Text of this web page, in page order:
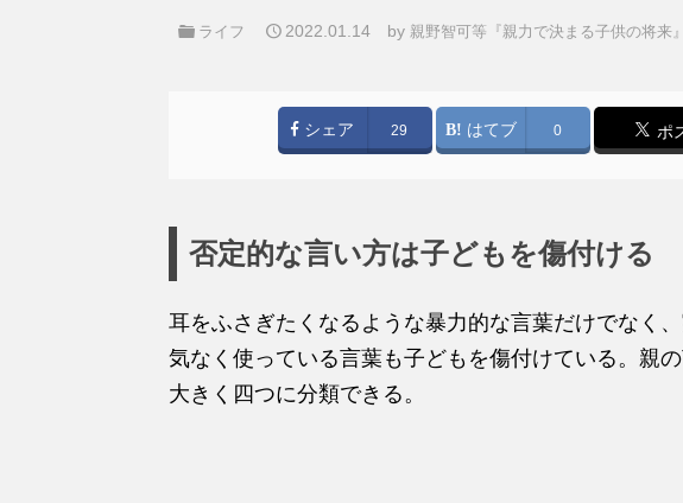
ライフ 2022.01.14 by 親野智可等『親力で決まる子供の将来』
シェア 29 はてブ 0 ポ
否定的な言い方は子どもを傷付ける
耳をふさぎたくなるような暴力的な言葉だけでなく
気なく使っている言葉も子どもを傷付けている。親
大きく四つに分類できる。